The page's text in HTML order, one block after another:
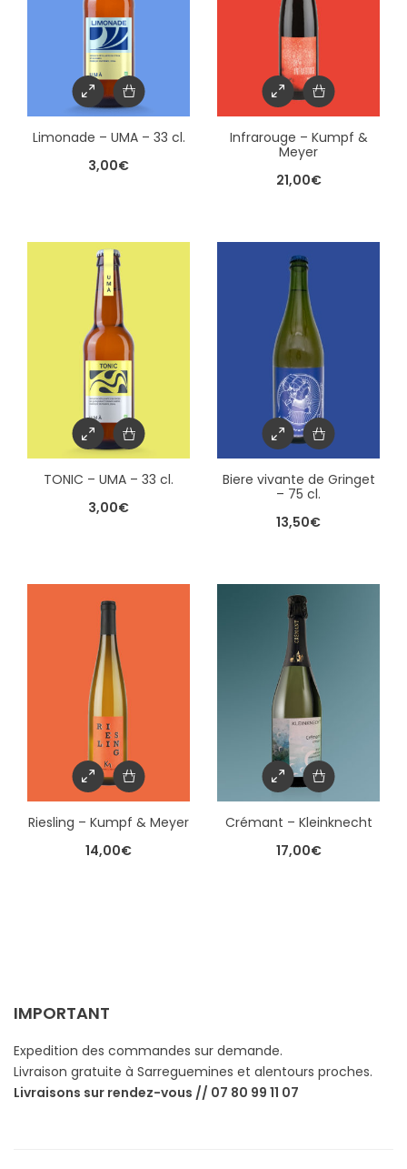
Limonade – UMA – 33 cl.
3,00€
Infrarouge – Kumpf &
Meyer
21,00€
TONIC – UMA – 33 cl.
3,00€
Biere vivante de Gringet
– 75 cl.
13,50€
Riesling – Kumpf & Meyer
14,00€
Crémant – Kleinknecht
17,00€
IMPORTANT
Expedition des commandes sur demande.
Livraison gratuite à Sarreguemines et alentours proches.
Livraisons sur rendez-vous // 07 80 99 11 07